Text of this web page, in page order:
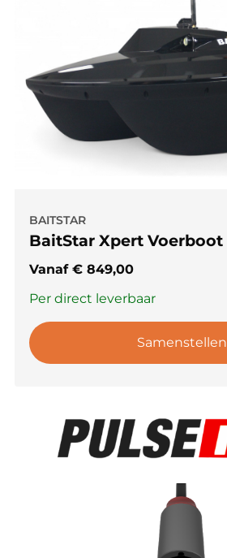
BAITSTAR
BaitStar Xpert Voerboot
Vanaf € 849,00
Per direct leverbaar
Samenstellen